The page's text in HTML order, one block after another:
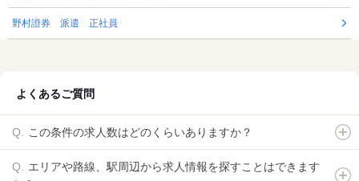
野村證券 派遣 正社員
よくあるご質問
この条件の求人数はどのくらいありますか？
エリアや路線、駅周辺から求人情報を探すことはできます